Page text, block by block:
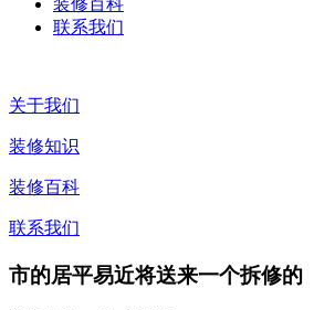
装修百科
联系我们
关于我们
装修知识
装修百科
联系我们
市的居平易近将送来一个拆修的